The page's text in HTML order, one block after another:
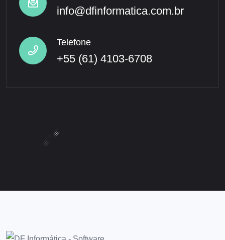
info@dfinformatica.com.br
Telefone
+55 (61) 4103-6708